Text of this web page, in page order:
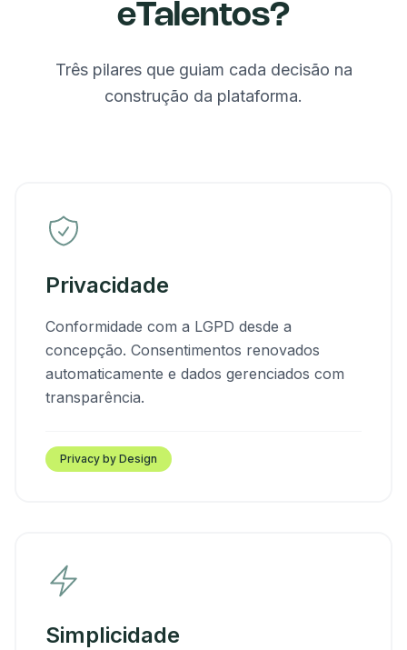
eTalentos?
Três pilares que guiam cada decisão na
construção da plataforma.
Privacidade
Conformidade com a LGPD desde a
concepção. Consentimentos renovados
automaticamente e dados gerenciados com
transparência.
Privacy by Design
Simplicidade